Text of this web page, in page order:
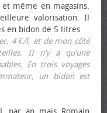
même en magasins.
valorisation. Il
en bidon de 5 litres
4 €/l, et de mon côté
II n’y a qu’une
En trois voyages
un bidon est